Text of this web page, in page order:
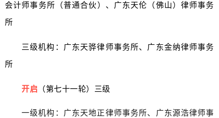
会计师事务所（普通合伙）、广东天伦（佛山）律师事务
所
三级机构：广东天骅律师事务所、广东金纳律师事务
所
开启 （第七十一轮）三级
一级机构：广东天地正律师事务所、广东源浩律师事